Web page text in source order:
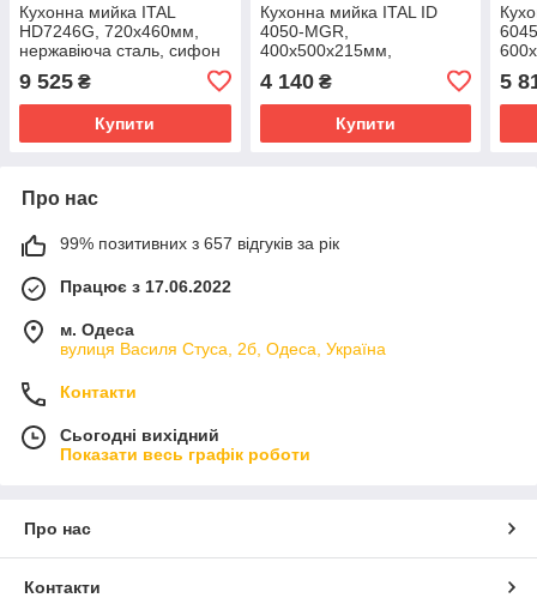
Кухонна мийка ITAL
HD7246G, 720x460мм,
нержавіюча сталь, сифон
9 525 ₴
Купити
Кухонна мийка ITAL ID
4050-MGR,
400x500x215мм,
поверхня PVD, графіт
4 140₴
Купити
5
Про нас
99% позитивних з 657 відгуків за рік
Працює з 17.06.2022
м. Одеса
вулиця Василя Стуса, 2б, Одеса, Україна
Контакти
Сьогодні вихідний
Показати весь графік роботи
Про нас
Контакти